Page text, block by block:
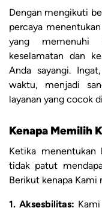
Dengan mengikuti
percaya
yang memenuhi
keselamatan dan
Anda sayangi.
waktu, menjadi
layanan yang cocok
Kenapa Memilih
Ketika menentukan
tidak patut
Berikut kenapa Kami
1. Aksesbilitas: